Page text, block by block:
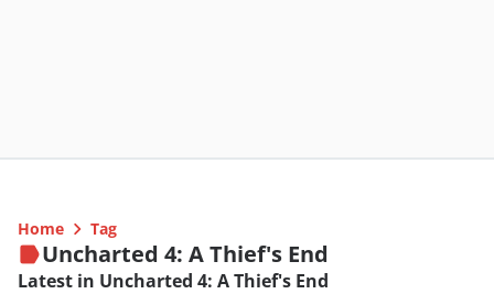
Home Tag
Uncharted 4: A Thief's End
Latest in Uncharted 4: A Thief's End